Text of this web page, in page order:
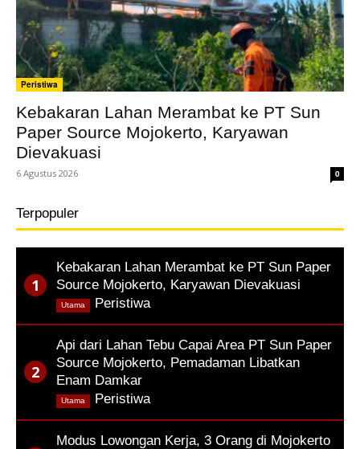
Peristiwa
Kebakaran Lahan Merambat ke PT Sun
Paper Source Mojokerto, Karyawan
Dievakuasi
6 Agustus 2026 0
Terpopuler
Kebakaran Lahan Merambat ke PT Sun Paper
Source Mojokerto, Karyawan Dievakuasi
Peristiwa
Utama
Api dari Lahan Tebu Capai Area PT Sun Paper
Source Mojokerto, Pemadaman Libatkan
Enam Damkar
Peristiwa
Utama
Modus Lowongan Kerja, 3 Orang di Mojokerto